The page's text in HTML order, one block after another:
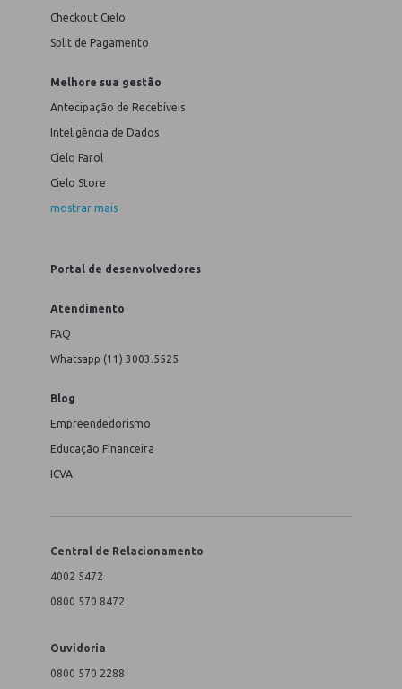
Checkout Cielo
Split de Pagamento
Melhore sua gestão
Antecipação de Recebíveis
Inteligência de Dados
Cielo Farol
Cielo Store
mostrar mais
Portal de desenvolvedores
Atendimento
FAQ
Whatsapp (11) 3003.5525
Blog
Empreendedorismo
Educação Financeira
ICVA
Central de Relacionamento
4002 5472
0800 570 8472
Ouvidoria
0800 570 2288